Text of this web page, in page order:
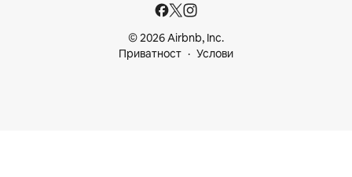
© 2026 Airbnb, Inc.
Приватност
Услови